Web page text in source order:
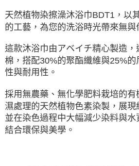
天然植物染擦澡沐浴巾BDT1，以
的工藝，為您的洗浴時光帶來無與
這款沐浴巾由アベイチ精心製造，
棉，搭配30%的聚酯纖維與25%的
性與耐用性。
採用無農藥、無化學肥料栽培的
濕處理的天然植物色素染製，展現
並在染色過程中大幅減少染料與
結合環保與美學。